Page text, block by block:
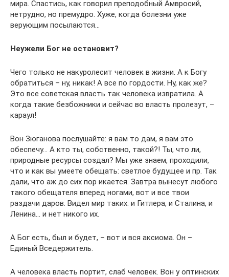
мира. Спастись, как говорил преподобный Амвросий,
нетрудно, но премудро. Хуже, когда болезни уже
верующим посылаются…
Неужели Бог не остановит?
Чего только не накуролесит человек в жизни. А к Богу
обратиться – ну, никак! А все по гордости. Ну, как же?
Это все советская власть так человека извратила. А
когда такие безбожники и сейчас во власть пролезут, –
караул!
Вон Зюганова послушайте: я вам то дам, я вам это
обеспечу… А кто ты, собственно, такой?! Ты, что ли,
природные ресурсы создал? Мы уже знаем, проходили,
что и как вы умеете обещать: светлое будущее и пр. Так
дали, что аж до сих пор икается. Завтра вынесут любого
такого обещателя вперед ногами, вот и все твои
раздачи даров. Видел мир таких: и Гитлера, и Сталина, и
Ленина… и нет никого их.
А Бог есть, был и будет, – вот и вся аксиома. Он –
Единый Вседержитель.
А человека власть портит, слаб человек. Вон у оптинских